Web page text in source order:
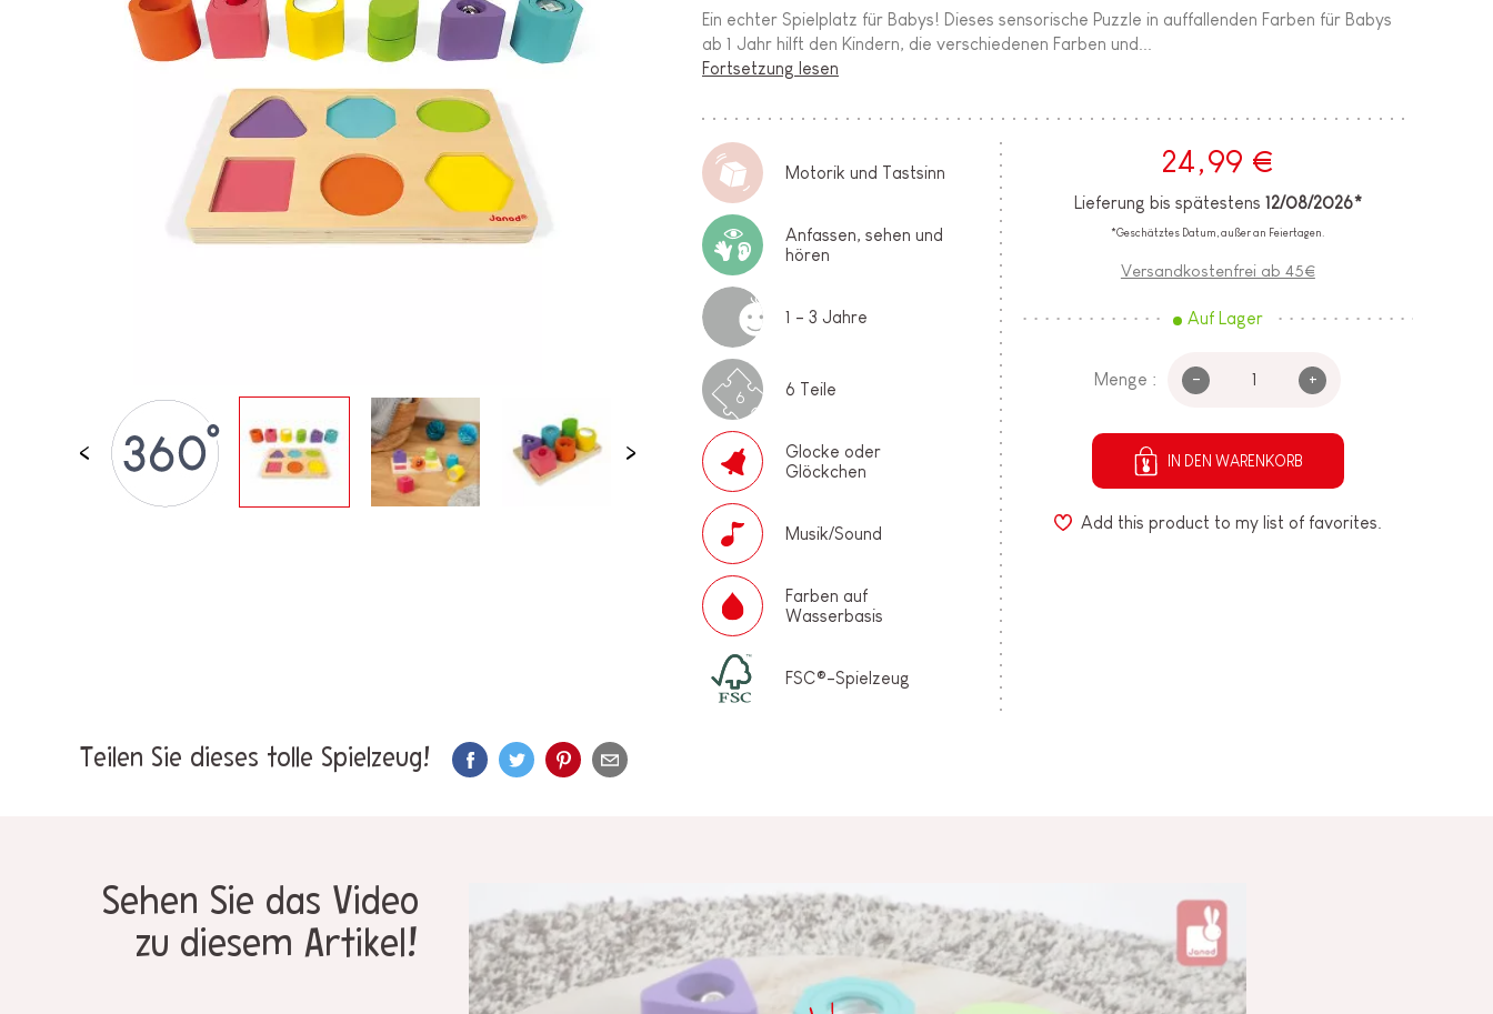
BABY &
KLEINKINDSPIELZEUG
ROLLENSPIEL
SPIELWELTEN
OUTDOOR
LOSE STÜCKE
Ein echter Spielplatz für Babys! Dieses sensorische Puzzle in auffallenden Farben für Babys
ab 1 Jahr hilft den Kindern, die verschiedenen Farben und...
Fortsetzung lesen
Motorik und Tastsinn
Anfassen, sehen und
hören
1 - 3 Jahre
6 6 Teile
Glocke oder
Glöckchen
Musik/Sound
Farben auf
Wasserbasis
FSC®-Spielzeug
24,99 €
Lieferung bis spätestens 12/08/2026*
*Geschätztes Datum, außer an Feiertagen.
Versandkostenfrei ab 45€
Auf Lager
Menge : - +
IN DEN WARENKORB
Add this product to my list of favorites.
Teilen Sie dieses tolle Spielzeug!
Sehen Sie das Video
zu diesem Artikel!